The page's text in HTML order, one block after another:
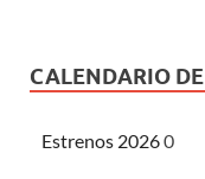
CALENDARIO
Estrenos 20260